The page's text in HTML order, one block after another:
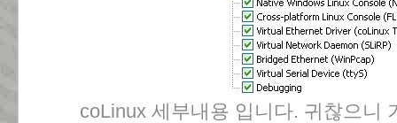
coLinux 세부내용 입니다. 귀찮으니